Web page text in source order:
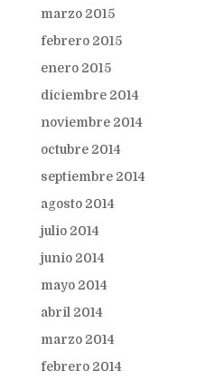
marzo 2015
febrero 2015
enero 2015
diciembre 2014
noviembre 2014
octubre 2014
septiembre 2014
agosto 2014
julio 2014
junio 2014
mayo 2014
abril 2014
marzo 2014
febrero 2014